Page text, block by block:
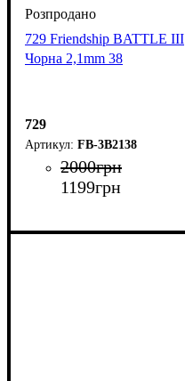
729 Friendship BATTLE III
Чорна 2,1mm 38
729
FB-3B2138
2000грн
1199грн